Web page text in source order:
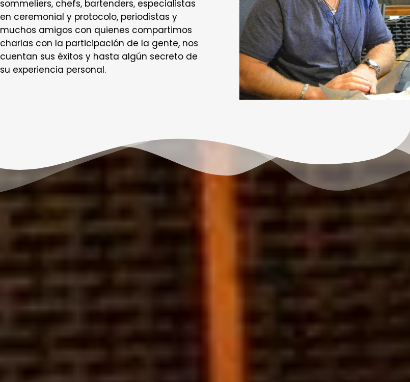
sommeliers, chefs, bartenders, especialistas
en ceremonial y protocolo, periodistas y
muchos amigos con quienes compartimos
charlas con la participación de la gente, nos
cuentan sus éxitos y hasta algún secreto de
su experiencia personal.